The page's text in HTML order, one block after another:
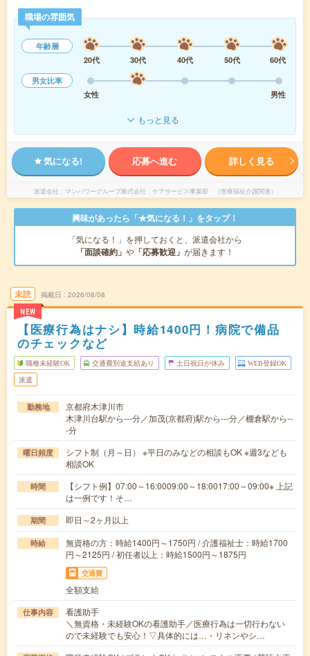
職場の雰囲気
年齢層
20代
30代 40代 50代
60代
男女比率
女性
男性
もっと見る
気になる! 応募へ進む 詳しく見る
派遣会社 マンパワーグループ株式会社 ケアサービス事業部 （医療福祉介護関連）
興味があったら「★気になる！」をタップ！
「気になる！」を押しておくと、派遣会社から
「面談確約」 や 「応募歓迎」 が届きます！
未読
NEW
掲載日 2026/08/08
【医療行為はナシ】時給1400円！病院で備品
のチェックなど
職種未経験OK 交通費別途支給あり 土日祝日が休み WEB登録OK
派遣
勤務地
京都府木津川市
木津川台駅から---分／加茂(京都府)駅から---分／棚倉駅から--
-分
曜日頻度
シフト制（月～日） ※平日のみなどの相談もOK ※週3なども
相談OK
時間
【シフト例】07:00～16:0009:00～18:0017:00～09:00※ 上記
は一例です！そ…
期間 即日～2ヶ月以上
時給
無資格の方：時給1400円～1750円 / 介護福祉士：時給1700
円～2125円 / 初任者以上：時給1500円～1875円
交通費
全額支給
仕事内容
看護助手
＼無資格・未経験OKの看護助手／医療行為は一切行わない
ので未経験でも安心！▽具体的には…・リネンやシ…